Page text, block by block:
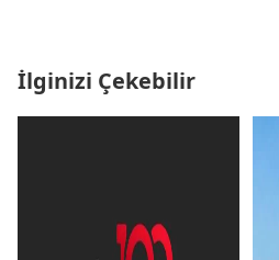
İlginizi Çekebilir